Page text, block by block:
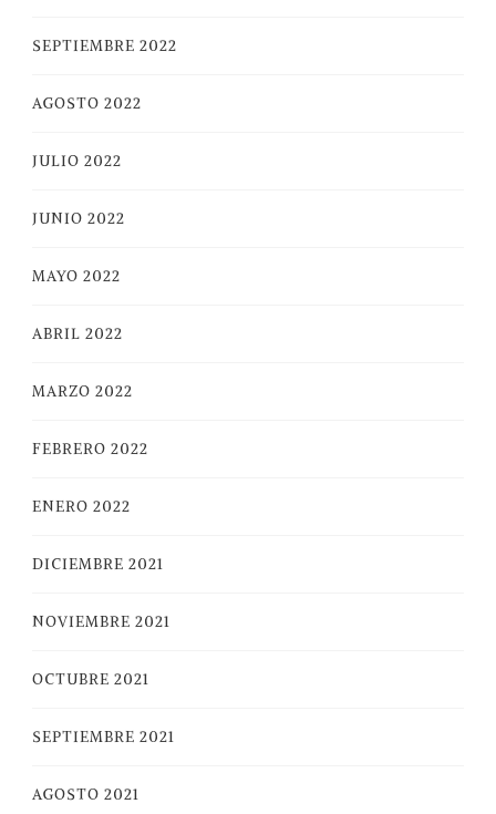
SEPTIEMBRE 2022
AGOSTO 2022
JULIO 2022
JUNIO 2022
MAYO 2022
ABRIL 2022
MARZO 2022
FEBRERO 2022
ENERO 2022
DICIEMBRE 2021
NOVIEMBRE 2021
OCTUBRE 2021
SEPTIEMBRE 2021
AGOSTO 2021